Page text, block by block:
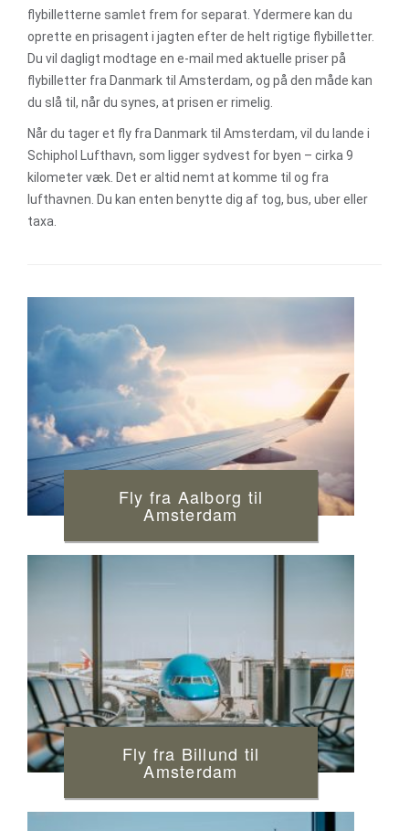
flybilletterne samlet frem for separat. Ydermere kan du
oprette en prisagent i jagten efter de helt rigtige flybilletter.
Du vil dagligt modtage en e-mail med aktuelle priser på
flybilletter fra Danmark til Amsterdam, og på den måde kan
du slå til, når du synes, at prisen er rimelig.
Når du tager et fly fra Danmark til Amsterdam, vil du lande i
Schiphol Lufthavn, som ligger sydvest for byen – cirka 9
kilometer væk. Det er altid nemt at komme til og fra
lufthavnen. Du kan enten benytte dig af tog, bus, uber eller
taxa.
Fly fra Aalborg til
Amsterdam
Fly fra Billund til
Amsterdam